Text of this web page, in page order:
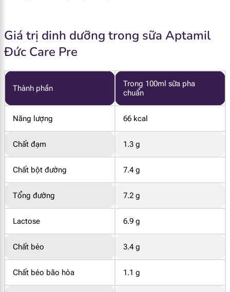
Giá trị dinh dưỡng trong sữa Aptamil
Đức Care Pre
Thành phần
Trong 100ml sữa pha
chuẩn
Năng lượng 66 kcal
Chất đạm 1.3 g
Chất bột đường 7.4 g
Tổng đường 7.2 g
Lactose 6.9 g
Chất béo 3.4 g
Chất béo bão hòa 1.1 g